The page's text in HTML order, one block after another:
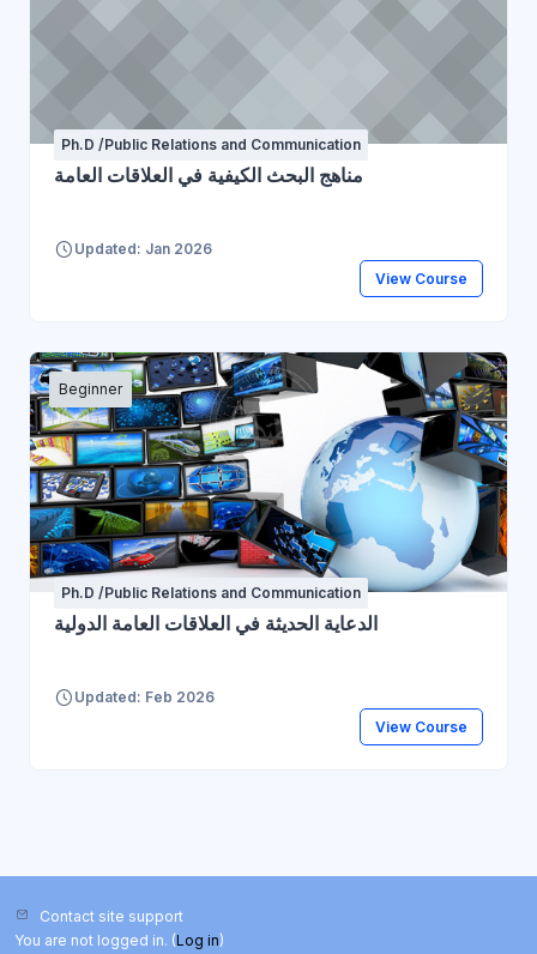
Ph.D /Public Relations and Communication
مناهج البحث الكيفية في العلاقات العامة
Updated: Jan 2026
View Course
Beginner
Ph.D /Public Relations and Communication
الدعاية الحديثة في العلاقات العامة الدولية
Updated: Feb 2026
View Course
Contact site support
You are not logged in. (Log in)